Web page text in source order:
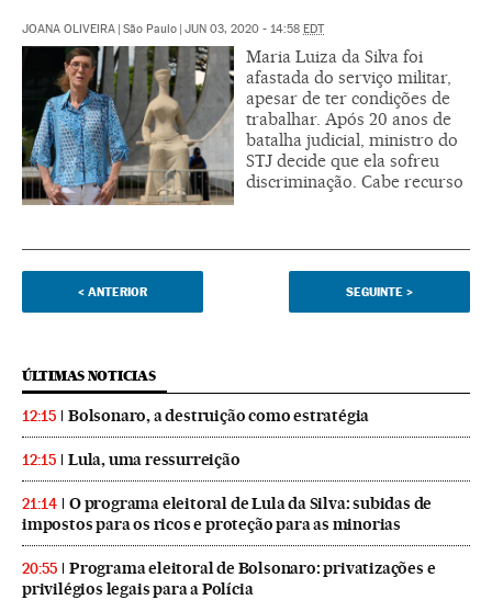
JOANA OLIVEIRA | São Paulo | JUN 03, 2020 - 14:58 EDT
Maria Luiza da Silva foi
afastada do serviço militar,
apesar de ter condições de
trabalhar. Após 20 anos de
batalha judicial, ministro do
STJ decide que ela sofreu
discriminação. Cabe recurso
< ANTERIOR SEGUINTE >
ÚLTIMAS NOTICIAS
12:15 Bolsonaro, a destruição como estratégia
12:15 Lula, uma ressurreição
21:14
O programa eleitoral de Lula da Silva: subidas de
impostos para os ricos e proteção para as minorias
20:55
Programa eleitoral de Bolsonaro: privatizações e
privilégios legais para a Polícia